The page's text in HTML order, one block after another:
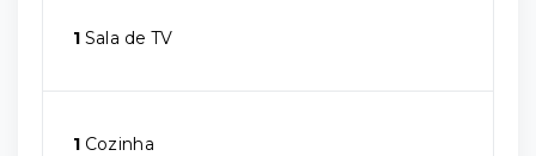
1 Sala de TV
1 Cozinha